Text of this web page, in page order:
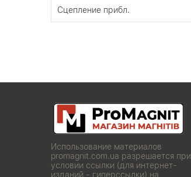
Сцепление прибл.
Использование материалов
promagnit.com.ua разрешается при
условии ссылки (для интернет-
изданий - гиперссылки) на